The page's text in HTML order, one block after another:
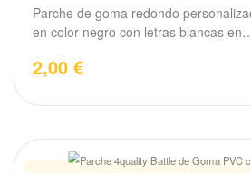
Parche de goma redondo
en color negro con letras blancas
2,00 €